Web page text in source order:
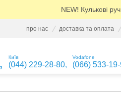
NEW! Кулькові
про нас доставка та оплата
, Київ
(044) 229-28-80,
Vodafone
(066) 533-